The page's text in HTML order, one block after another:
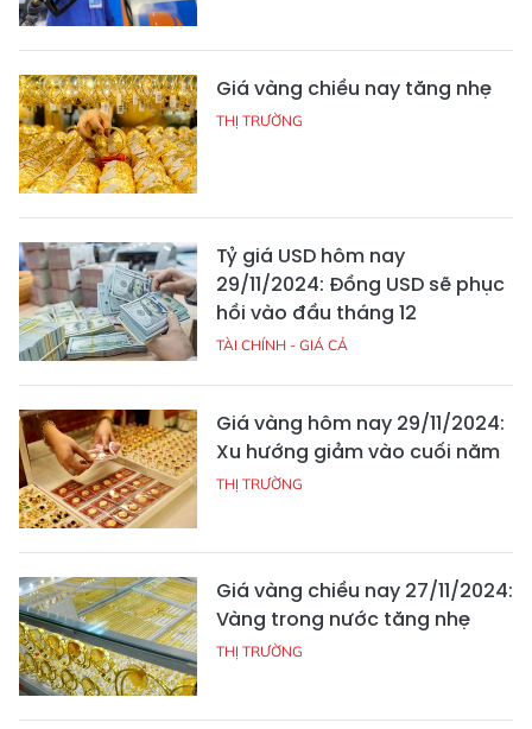
Giá vàng chiều nay tăng nhẹ
THỊ TRƯỜNG
Tỷ giá USD hôm nay
29/11/2024: Đồng USD sẽ phục
hồi vào đầu tháng 12
TÀI CHÍNH - GIÁ CẢ
Giá vàng hôm nay 29/11/2024:
Xu hướng giảm vào cuối năm
THỊ TRƯỜNG
Giá vàng chiều nay 27/11/2024:
Vàng trong nước tăng nhẹ
THỊ TRƯỜNG